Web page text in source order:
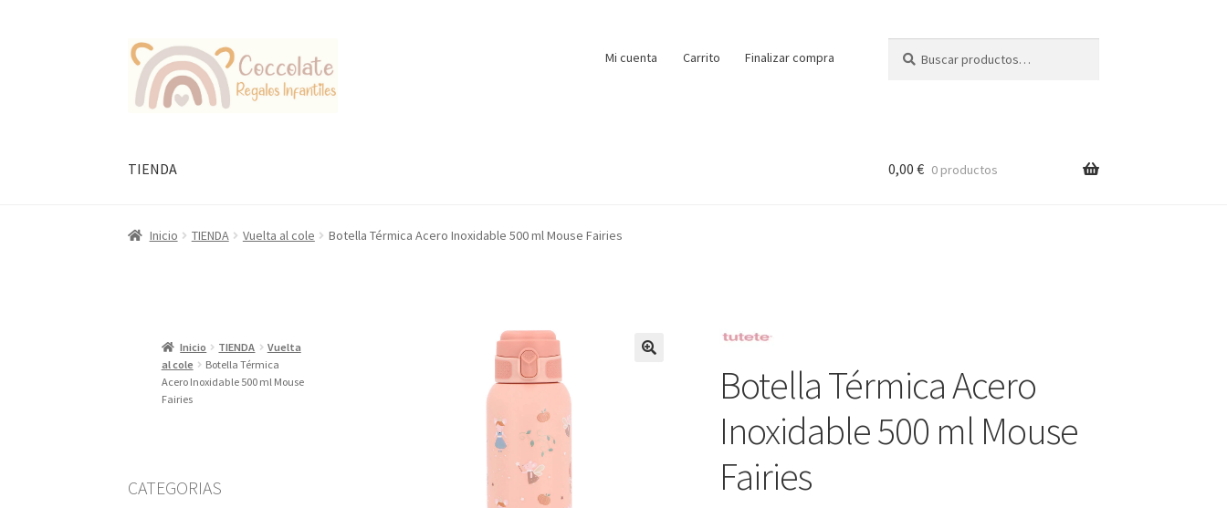
Ir
la
Ir
al
contenido
Mi cuenta Carrito Finalizar compra
por:
TIENDA 0,00 € 0 productos
Inicio TIENDA Vuelta al cole Botella Térmica Acero Inoxidable 500 ml Mouse Fairies
Botella Térmica Acero
Inoxidable 500 ml Mouse
Fairies
Inicio TIENDA
Vuelta
al cole
Botella Térmica
Acero Inoxidable 500 ml Mouse
Fairies
CATEGORIAS